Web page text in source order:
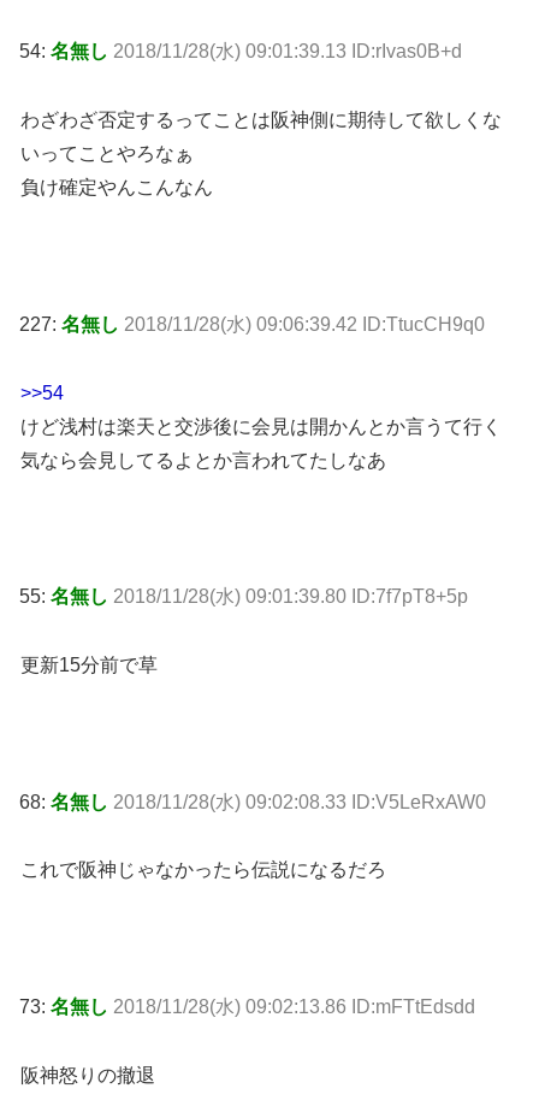
54: 名無し 2018/11/28(水) 09:01:39.13 ID:rIvas0B+d
わざわざ否定するってことは阪神側に期待して欲しくな
いってことやろなぁ
負け確定やんこんなん
227: 名無し 2018/11/28(水) 09:06:39.42 ID:TtucCH9q0
>>54
けど浅村は楽天と交渉後に会見は開かんとか言うて行く
気なら会見してるよとか言われてたしなあ
55: 名無し 2018/11/28(水) 09:01:39.80 ID:7f7pT8+5p
更新15分前で草
68: 名無し 2018/11/28(水) 09:02:08.33 ID:V5LeRxAW0
これで阪神じゃなかったら伝説になるだろ
73: 名無し 2018/11/28(水) 09:02:13.86 ID:mFTtEdsdd
阪神怒りの撤退